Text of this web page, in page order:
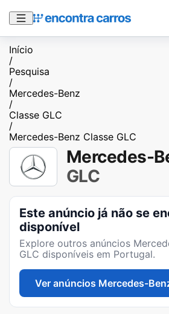
Início
/
Pesquisa
/
Mercedes-Benz
/
Classe GLC
/
Mercedes-Benz Classe GLC
Mercedes-
GLC
Este anúncio já não se
disponível
Explore outros anúncios
GLC disponíveis em Portugal.
Ver anúncios Mercedes-